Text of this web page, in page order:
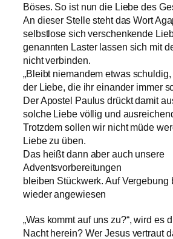
Böses. So ist nun die Liebe des
An dieser Stelle steht das Wort
selbstlose sich verschenkende
genannten Laster lassen sich mit
nicht verbinden.
„Bleibt niemandem etwas
der Liebe, die ihr einander immer
Der Apostel Paulus drückt damit
solche Liebe völlig und
Trotzdem sollen wir nicht müde
Liebe zu üben.
Das heißt dann aber auch unsere
Adventsvorbereitungen
bleiben Stückwerk. Auf Vergebung
wieder angewiesen
„Was kommt auf uns zu?“, wird es
Nacht herein? Wer Jesus vertraut